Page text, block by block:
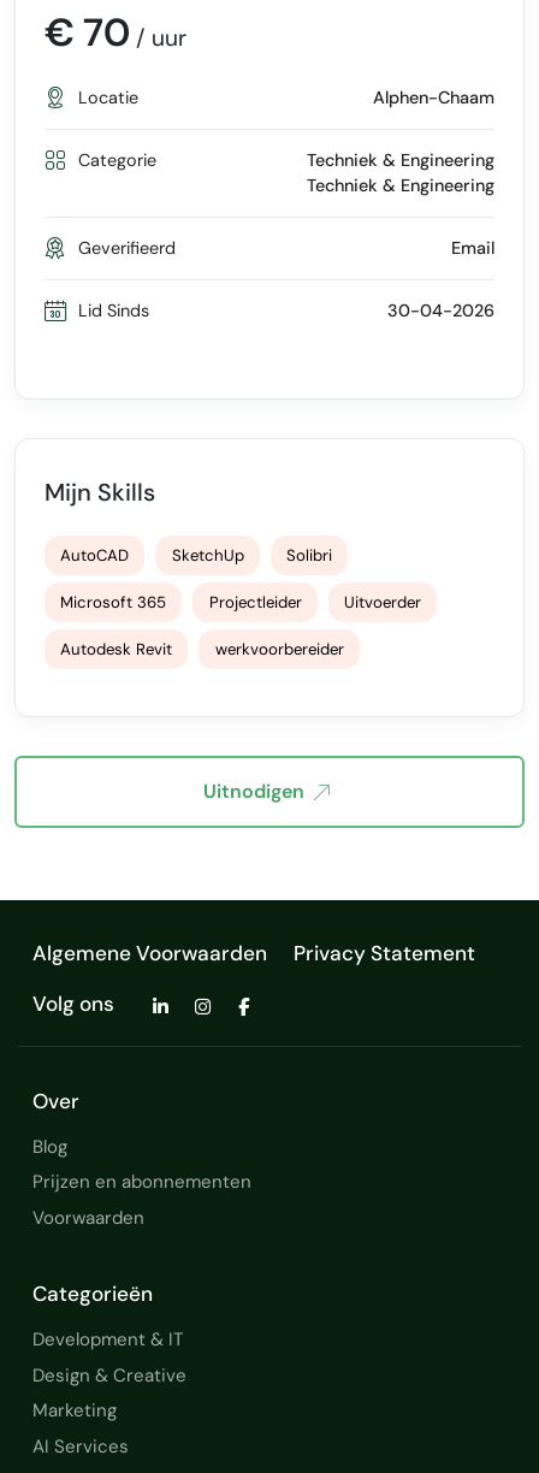
€ 70 / uur
Locatie Alphen-Chaam
Categorie
Techniek & Engineering
Techniek & Engineering
Geverifieerd Email
Lid Sinds 30-04-2026
Mijn Skills
AutoCAD SketchUp Solibri
Microsoft 365 Projectleider Uitvoerder
Autodesk Revit werkvoorbereider
Uitnodigen
Algemene Voorwaarden
Privacy Statement
Volg ons
Over
Blog
Prijzen en abonnementen
Voorwaarden
Categorieën
Development & IT
Design & Creative
Marketing
AI Services